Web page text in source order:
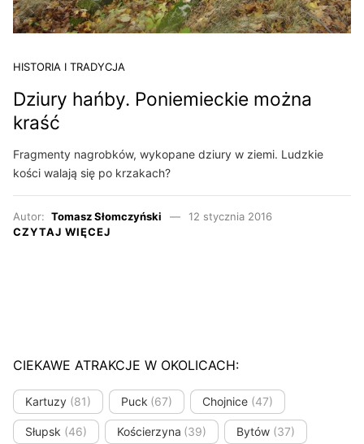
HISTORIA I TRADYCJA
Dziury hańby. Poniemieckie można
kraść
Fragmenty nagrobków, wykopane dziury w ziemi. Ludzkie
kości walają się po krzakach?
Autor: Tomasz Słomczyński
12 stycznia 2016
CZYTAJ WIĘCEJ
CIEKAWE ATRAKCJE W OKOLICACH:
Kartuzy (81) Puck (67) Chojnice (47)
Słupsk (46) Kościerzyna (39) Bytów (37)